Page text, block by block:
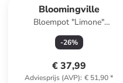
Bloomingville
Bloempot "Limone"
crème/geel - (H)16 x Ø 16,5
cm
-26%
€ 37,99
Adviesprijs (AVP): € 51,90*